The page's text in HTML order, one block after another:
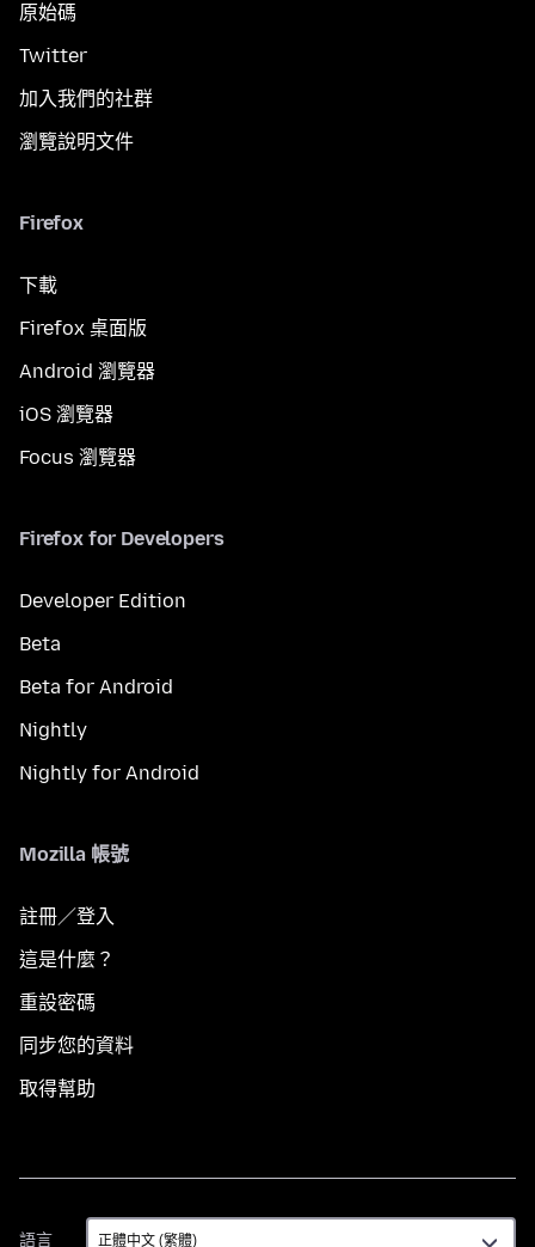
原始碼
Twitter
加入我們的社群
瀏覽說明文件
Firefox
下載
Firefox 桌面版
Android 瀏覽器
iOS 瀏覽器
Focus 瀏覽器
Firefox for Developers
Developer Edition
Beta
Beta for Android
Nightly
Nightly for Android
Mozilla 帳號
註冊／登入
這是什麼？
重設密碼
同步您的資料
取得幫助
語言
語